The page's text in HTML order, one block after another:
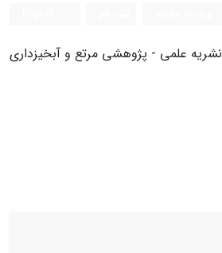
نشریه علمی - پژوهشی مرتع و آبخیزداری